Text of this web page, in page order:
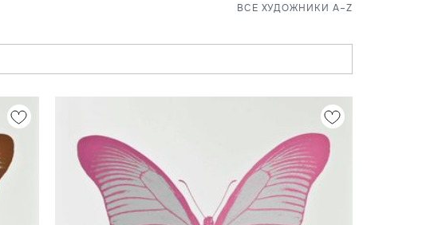
ВСЕ ХУДОЖНИКИ A–Z